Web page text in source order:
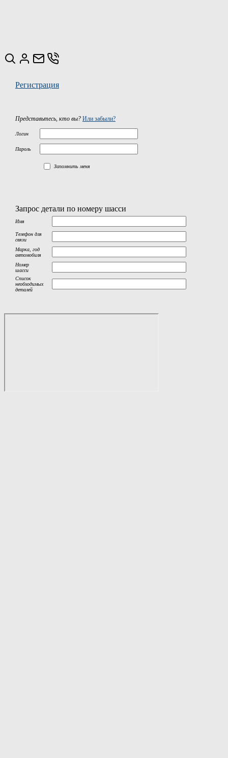
Регистрация
Представьтесь, кто вы? Или забыли?
Логин
Пароль
Запомнить меня
Запрос детали по номеру шасси
Имя
Телефон для
связи
Марка, год
автомобиля
Номер
шасси
Список
необходимых
деталей